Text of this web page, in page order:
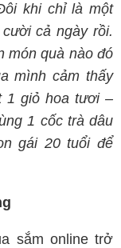
khi chỉ là một
cả ngày rồi.
món quà nào đó
mình cảm thấy
1 giỏ hoa tươi –
1 cốc trà dâu
gái 20 tuổi để
sắm online trở